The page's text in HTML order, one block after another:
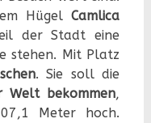
HügelCamlica
der Stadt eine
stehen. Mit Platz
. Sie soll die
Welt bekommen,
Meter hoch.